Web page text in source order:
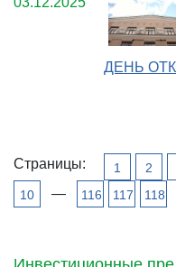
ДЕНЬ
Страницы: 1 2
10
— 116 117 118